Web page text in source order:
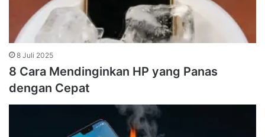
8 Juli 2025
8 Cara Mendinginkan HP yang Panas
dengan Cepat